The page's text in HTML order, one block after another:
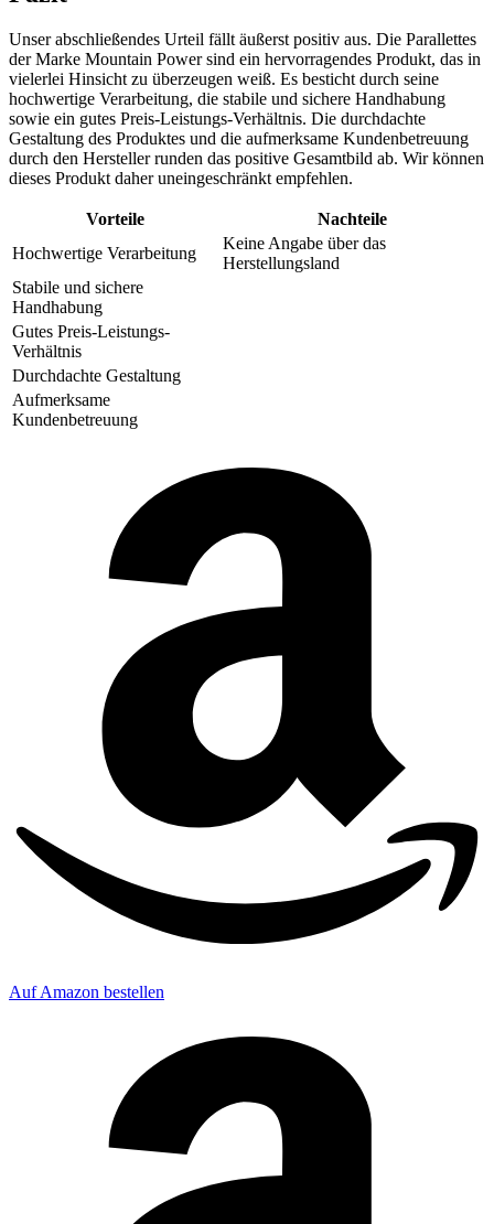
Unser abschließendes Urteil fällt äußerst positiv aus. Die Parallettes
der Marke Mountain Power sind ein hervorragendes Produkt, das in
vielerlei Hinsicht zu überzeugen weiß. Es besticht durch seine
hochwertige Verarbeitung, die stabile und sichere Handhabung
sowie ein gutes Preis-Leistungs-Verhältnis. Die durchdachte
Gestaltung des Produktes und die aufmerksame Kundenbetreuung
durch den Hersteller runden das positive Gesamtbild ab. Wir können
dieses Produkt daher uneingeschränkt empfehlen.
Vorteile
Nachteile
Hochwertige Verarbeitung
Keine Angabe über das
Herstellungsland
Stabile und sichere
Handhabung
Gutes Preis-Leistungs-
Verhältnis
Durchdachte Gestaltung
Aufmerksame
Kundenbetreuung
Auf Amazon bestellen